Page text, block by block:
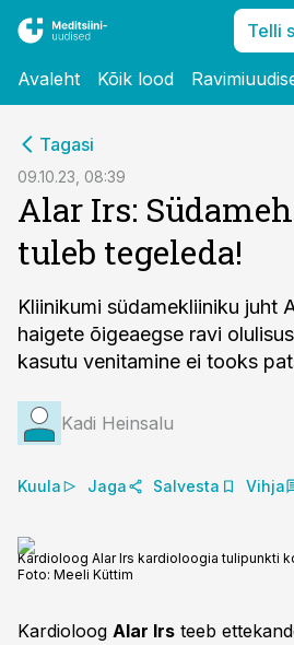
Telli
Avaleht Kõik lood
Tagasi
09.10.23, 08:39
Alar Irs:
tuleb tegeleda!
Kliinikumi südamekliiniku juht
haigete õigeaegse ravi
kasutu venitamine ei tooks
Kadi Heinsalu
Kuula Jaga Salvesta Vihja
Kardioloog Alar Irs kardioloogia tulipunkti
Foto: Meeli Küttim
Kardioloog Alar Irs teeb